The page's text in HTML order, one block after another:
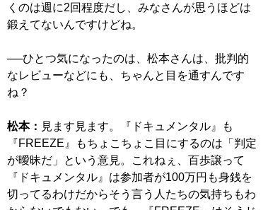
くのは週に2回程度だし、みなさんが思うほどは
鍛えてないんですけどね。
──ひとつ気になったのは、松本さんは、批判的
なレビューなどにも、ちゃんと目を通すんです
ね？
松本： 見ます見ます。『ドキュメンタル』も
『FREEZE』もちょこちょこ目にするのは「判定
が曖昧だ」という意見。これねぇ、百歩譲って
『ドキュメンタル』は参加者が100万円も身銭を
切ってるわけだからそう言う人たちの気持ちもわ